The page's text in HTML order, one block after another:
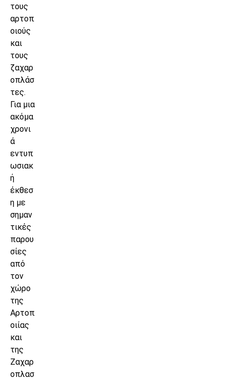
τους
αρτοπ
οιούς
και
τους
ζαχαρ
οπλάσ
τες.
Για μια
ακόμα
χρονι
ά
εντυπ
ωσιακ
ή
έκθεσ
η με
σημαν
τικές
παρου
σίες
από
τον
χώρο
της
Αρτοπ
οιίας
και
της
Ζαχαρ
οπλασ